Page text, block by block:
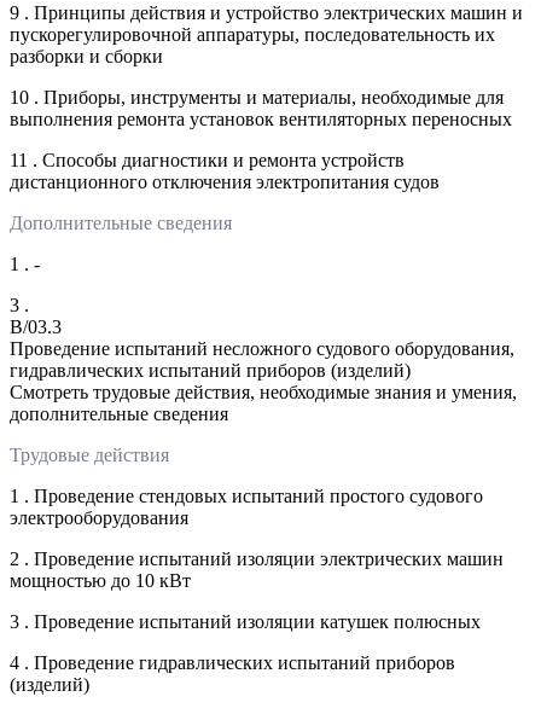
9 . Принципы действия и устройство электрических машин и
пускорегулировочной аппаратуры, последовательность их
разборки и сборки
10 . Приборы, инструменты и материалы, необходимые для
выполнения ремонта установок вентиляторных переносных
11 . Способы диагностики и ремонта устройств
дистанционного отключения электропитания судов
Дополнительные сведения
1 . -
3 .
B/03.3
Проведение испытаний несложного судового оборудования,
гидравлических испытаний приборов (изделий)
Смотреть трудовые действия, необходимые знания и умения,
дополнительные сведения
Трудовые действия
1 . Проведение стендовых испытаний простого судового
электрооборудования
2 . Проведение испытаний изоляции электрических машин
мощностью до 10 кВт
3 . Проведение испытаний изоляции катушек полюсных
4 . Проведение гидравлических испытаний приборов
(изделий)